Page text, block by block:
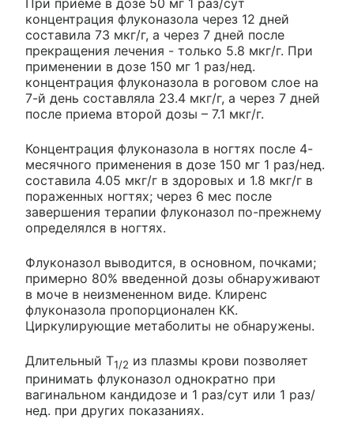
концентрация флуконазола через 12 дней
составила 73 мкг/г, а через 7 дней после
прекращения лечения - только 5.8 мкг/г. При
применении в дозе 150 мг 1 раз/нед.
концентрация флуконазола в роговом слое на
7-й день составляла 23.4 мкг/г, а через 7 дней
после приема второй дозы – 7.1 мкг/г.
Концентрация флуконазола в ногтях после 4-
месячного применения в дозе 150 мг 1 раз/нед.
составила 4.05 мкг/г в здоровых и 1.8 мкг/г в
пораженных ногтях; через 6 мес после
завершения терапии флуконазол по-прежнему
определялся в ногтях.
Флуконазол выводится, в основном, почками;
примерно 80% введенной дозы обнаруживают
в моче в неизмененном виде. Клиренс
флуконазола пропорционален КК.
Циркулирующие метаболиты не обнаружены.
Длительный T1/2 из плазмы крови позволяет
принимать флуконазол однократно при
вагинальном кандидозе и 1 раз/сут или 1 раз/
нед. при других показаниях.